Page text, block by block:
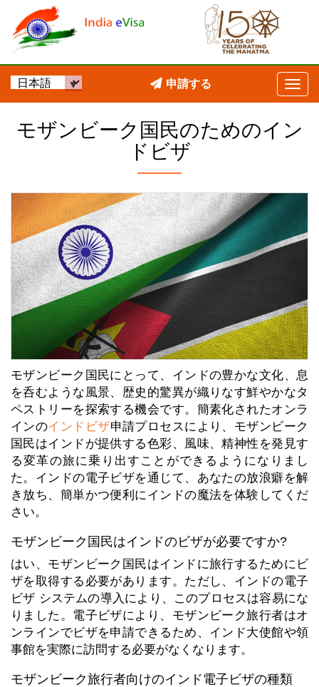
申請する
モザンビーク国民のためのイン
ドビザ
モザンビーク国民にとって、インドの豊かな文化、息
を呑むような風景、歴史的驚異が織りなす鮮やかなタ
ペストリーを探索する機会です。簡素化されたオンラ
インのインドビザ申請プロセスにより、モザンビーク
国民はインドが提供する色彩、風味、精神性を発見す
る変革の旅に乗り出すことができるようになりまし
た。インドの電子ビザを通じて、あなたの放浪癖を解
き放ち、簡単かつ便利にインドの魔法を体験してくだ
さい。
モザンビーク国民はインドのビザが必要ですか?
はい、モザンビーク国民はインドに旅行するためにビ
ザを取得する必要があります。ただし、インドの電子
ビザ システムの導入により、このプロセスは容易にな
りました。電子ビザにより、モザンビーク旅行者はオ
ンラインでビザを申請できるため、インド大使館や領
事館を実際に訪問する必要がなくなります。
モザンビーク旅行者向けのインド電子ビザの種類